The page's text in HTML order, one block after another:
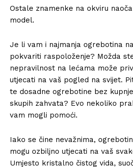
Ostale znamenke na okviru
model.
Je li vam i najmanja ogrebotina
pokvariti raspoloženje? Možda
nepravilnost na lećama može
utjecati na vaš pogled na svijet.
te dosadne ogrebotine bez
skupih zahvata? Evo nekoliko
vam mogli pomoći.
Iako se čine nevažnima,
mogu ozbiljno utjecati na vaš
Umjesto kristalno čistog vida,